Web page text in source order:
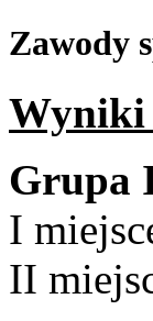
Zawody
Wyniki
Grupa
I
II